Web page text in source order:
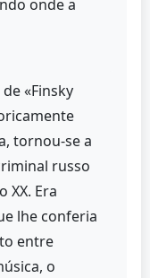
onde a
«Finsky
tornou-se a
russo
XX. Era
lhe conferia
entre
o